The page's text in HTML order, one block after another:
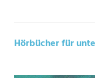
Hörbücher für